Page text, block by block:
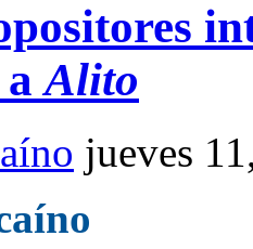
aAlito
jueves